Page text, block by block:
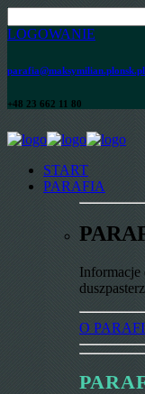
LOGOWANIE
parafia@maksymilian.plonsk.pl
+48 23 662 11 80
START
PARAFIA
Informacje
O